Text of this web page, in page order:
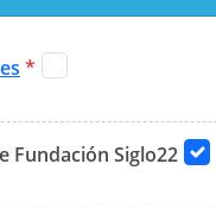
*
Fundación Siglo22